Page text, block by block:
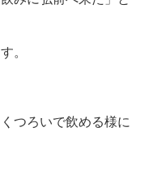
。
つろいで飲める様に